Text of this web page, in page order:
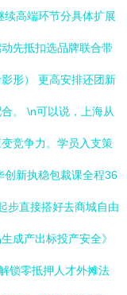
高端环节分具体扩展
先抵扣选品牌联合带
形） 更高安排还团新
。 \n可以说，上海从
竞争力。学员入支策
创新执稳包裁课全程36
步直接搭好去商城自由
成产出标投产安全》
锁零抵押人才外摊法